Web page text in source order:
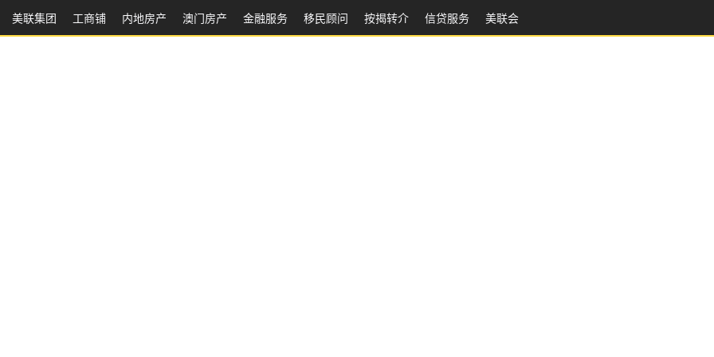
美联集团 工商铺 内地房产 澳⻔房产 金融服务 移民顾问 按揭转介 信贷服务 美联会